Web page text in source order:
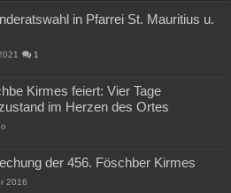
in Pfarrei St. Mauritius u.
1
Kirmes feiert: Vier Tage
im Herzen des Ortes
der 456. Föschber Kirmes
2016